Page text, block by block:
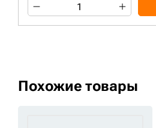
Похожие товары